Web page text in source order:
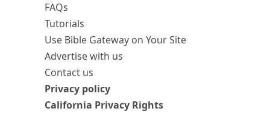
FAQs
Tutorials
Use Bible Gateway on Your Site
Advertise with us
Contact us
Privacy policy
California Privacy Rights